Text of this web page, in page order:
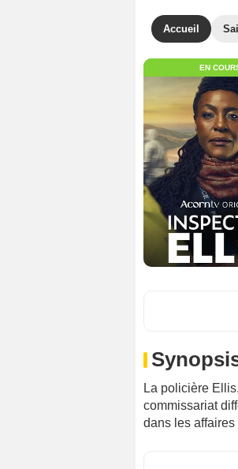
Accueil
EN
La policière
commissariat
dans les